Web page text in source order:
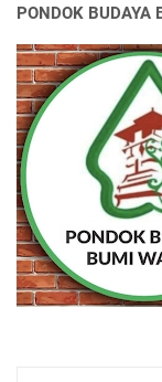
PONDOK BUDAYA